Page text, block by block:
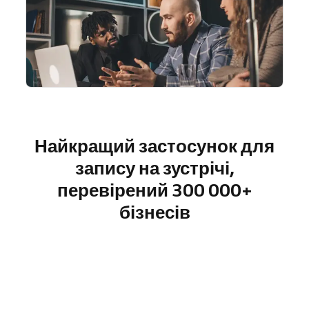
Найкращий застосунок для
запису на зустрічі,
перевірений 300 000+
бізнесів